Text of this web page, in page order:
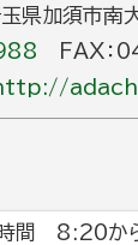
県加須市南
FAX：
間 8:20から